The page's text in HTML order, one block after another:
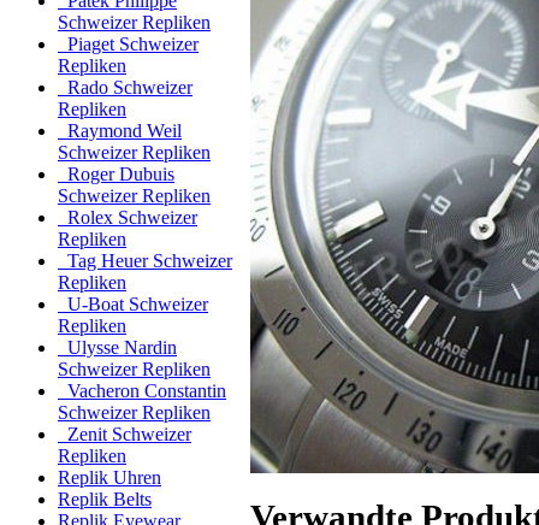
Schweizer Repliken
Piaget Schweizer
Repliken
Rado Schweizer
Repliken
Raymond Weil
Schweizer Repliken
Roger Dubuis
Schweizer Repliken
Rolex Schweizer
Repliken
Tag Heuer Schweizer
Repliken
U-Boat Schweizer
Repliken
Ulysse Nardin
Schweizer Repliken
Vacheron Constantin
Schweizer Repliken
Zenit Schweizer
Repliken
Replik Uhren
Replik Belts
Verwandte